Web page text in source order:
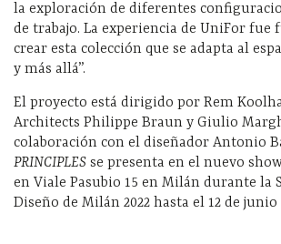
la exploración de diferentes
de trabajo. La experiencia de UniFor fue
crear esta colección que se adapta al
y más allá”.
El proyecto está dirigido por Rem
Architects Philippe Braun y Giulio
colaboración con el diseñador Antonio
PRINCIPLES se presenta en el nuevo
en Viale Pasubio 15 en Milán durante la
Diseño de Milán 2022 hasta el 12 de junio